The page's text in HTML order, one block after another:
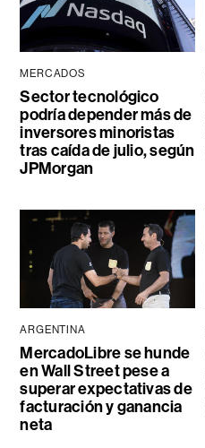
MERCADOS
Sector tecnológico
podría depender más de
inversores minoristas
tras caída de julio, según
JPMorgan
ARGENTINA
MercadoLibre se hunde
en Wall Street pese a
superar expectativas de
facturación y ganancia
neta